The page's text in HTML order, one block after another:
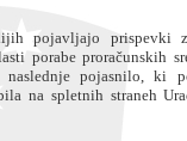
pojavljajo prispevki
porabe proračunskih
naslednje pojasnilo, ki
na spletnih straneh